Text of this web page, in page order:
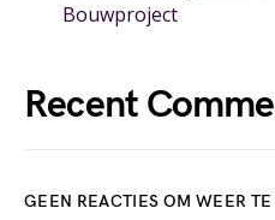
Bouwproject
Recent
GEEN REACTIES OM WEER